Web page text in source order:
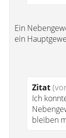
Ein
ein
Zitat
Ich
bleiben